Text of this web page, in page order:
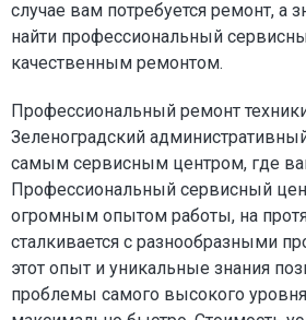
случае вам потребуется ремонт, а
найти профессиональный
качественным ремонтом.
Профессиональный ремонт
Зеленоградский
самым сервисным центром, где
Профессиональный сервисный
огромным опытом работы, на
сталкивается с разнообразными
этот опыт и уникальные знания
проблемы самого высокого уровня